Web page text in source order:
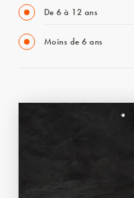
De 6 à 12 ans
Moins de 6 ans